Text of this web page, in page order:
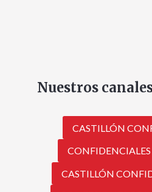
Nuestros
CASTILLÓN
CASTILLÓN